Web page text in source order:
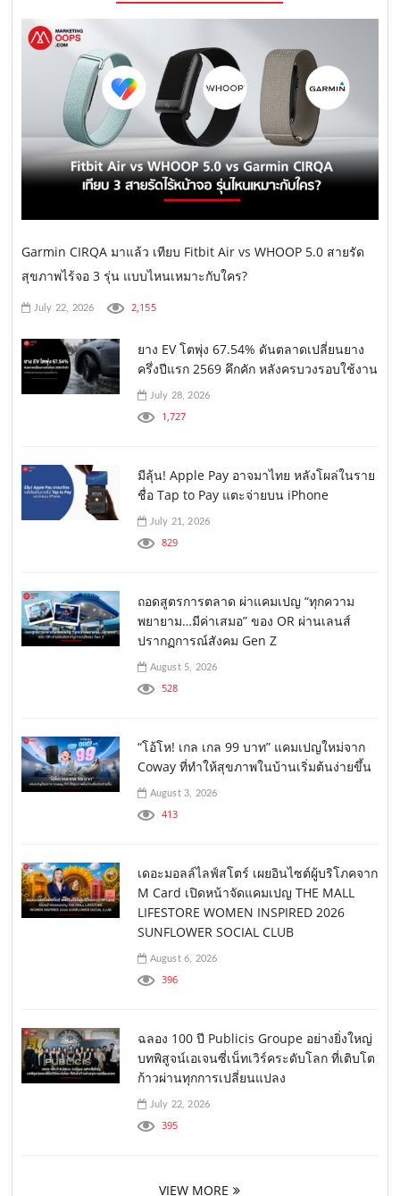
Garmin CIRQA มาแล้ว เทียบ Fitbit Air vs WHOOP 5.0 สายรัด
สุขภาพไร้จอ 3 รุ่น แบบไหนเหมาะกับใคร?
July 22, 2026 2,155
ยาง EV โตพุ่ง 67.54% ดันตลาดเปลี่ยนยาง
ครึ่งปีแรก 2569 คึกคัก หลังครบวงรอบใช้งาน
July 28, 2026
1,727
มีลุ้น! Apple Pay อาจมาไทย หลังโผล่ในราย
ชื่อ Tap to Pay แตะจ่ายบน iPhone
July 21, 2026
829
ถอดสูตรการตลาด ผ่าแคมเปญ “ทุกความ
พยายาม…มีค่าเสมอ” ของ OR ผ่านเลนส์
ปรากฏการณ์สังคม Gen Z
August 5, 2026
528
“โอ้โห! เกล เกล 99 บาท” แคมเปญใหม่จาก
Coway ที่ทำให้สุขภาพในบ้านเริ่มต้นง่ายขึ้น
August 3, 2026
413
เดอะมอลล์ไลฟ์สโตร์ เผยอินไซต์ผู้บริโภคจาก
M Card เปิดหน้าจัดแคมเปญ THE MALL
LIFESTORE WOMEN INSPIRED 2026
SUNFLOWER SOCIAL CLUB
August 6, 2026
396
ฉลอง 100 ปี Publicis Groupe อย่างยิ่งใหญ่
บทพิสูจน์เอเจนซี่เน็ทเวิร์คระดับโลก ที่เติบโต
ก้าวผ่านทุกการเปลี่ยนแปลง
July 22, 2026
395
VIEW MORE